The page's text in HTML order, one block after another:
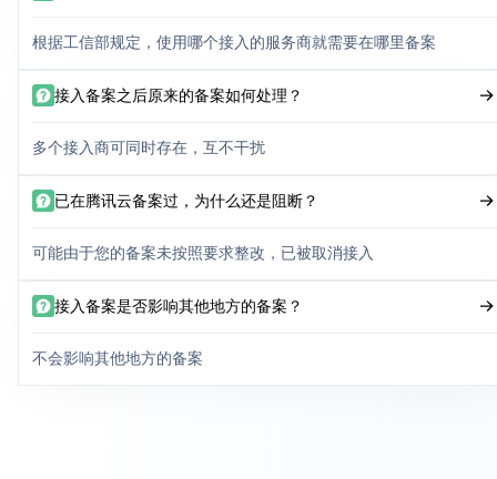
根据工信部规定，使用哪个接入的服务商就需要在哪里备案
接入备案之后原来的备案如何处理？
多个接入商可同时存在，互不干扰
已在腾讯云备案过，为什么还是阻断？
可能由于您的备案未按照要求整改，已被取消接入
接入备案是否影响其他地方的备案？
不会影响其他地方的备案